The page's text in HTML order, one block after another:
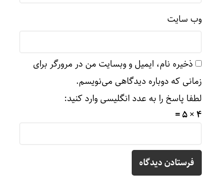
وب‌ سایت
ذخیره نام، ایمیل و وبسایت من در مرورگر برای
زمانی که دوباره دیدگاهی می‌نویسم.
لطفا پاسخ را به عدد انگلیسی وارد کنید:
4 × 5 =